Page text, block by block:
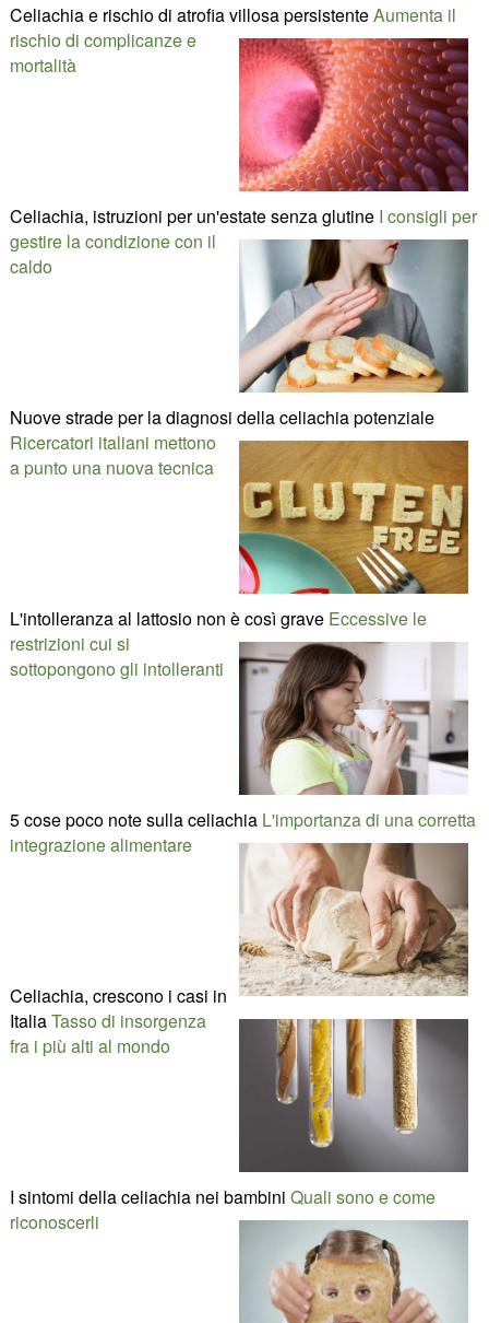
Celiachia e rischio di atrofia villosa persistenteAumenta il
rischio di complicanze e
mortalità
Celiachia, istruzioni per un'estate senza glutine I consigli per
gestire la condizione con il
caldo
Nuove strade per la diagnosi della celiachia potenziale
Ricercatori italiani mettono
a punto una nuova tecnica
L'intolleranza al lattosio non è così grave Eccessive le
restrizioni cui si
sottopongono gli intolleranti
5 cose poco note sulla celiachia L'importanza di una corretta
integrazione alimentare
Celiachia, crescono i casi in
ItaliaTasso di insorgenza
fra i più alti al mondo
I sintomi della celiachia nei bambini Quali sono e come
riconoscerli